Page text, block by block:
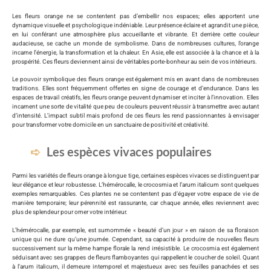
Les fleurs orange ne se contentent pas d’embellir nos espaces; elles apportent une
dynamique visuelle et psychologique indéniable. Leur présence éclaire et agrandit une pièce,
en lui conférant une atmosphère plus accueillante et vibrante. Et derrière cette couleur
audacieuse, se cache un monde de symbolisme. Dans de nombreuses cultures, l’orange
incarne l’énergie, la transformation et la chaleur. En Asie, elle est associée à la chance et à la
prospérité. Ces fleurs deviennent ainsi de véritables porte-bonheur au sein de vos intérieurs.
Le pouvoir symbolique des fleurs orange est également mis en avant dans de nombreuses
traditions. Elles sont fréquemment offertes en signe de courage et d’endurance. Dans les
espaces de travail créatifs, les fleurs orange peuvent dynamiser et inciter à l’innovation. Elles
incarnent une sorte de vitalité que peu de couleurs peuvent réussir à transmettre avec autant
d’intensité. L’impact subtil mais profond de ces fleurs les rend passionnantes à envisager
pour transformer votre domicile en un sanctuaire de positivité et créativité.
Les espèces vivaces populaires
Parmi les variétés de fleurs orange à longue tige, certaines espèces vivaces se distinguent par
leur élégance et leur robustesse. L’hémérocalle, le crocosmia et l’arum italicum sont quelques
exemples remarquables. Ces plantes ne se contentent pas d’égayer votre espace de vie de
manière temporaire; leur pérennité est rassurante, car chaque année, elles reviennent avec
plus de splendeur pour orner votre intérieur.
L’hémérocalle, par exemple, est surnommée « beauté d’un jour » en raison de sa floraison
unique qui ne dure qu’une journée. Cependant, sa capacité à produire de nouvelles fleurs
successivement sur la même hampe florale la rend irrésistible. Le crocosmia est également
séduisant avec ses grappes de fleurs flamboyantes qui rappellent le coucher de soleil. Quant
à l’arum italicum, il demeure intemporel et majestueux avec ses feuilles panachées et ses